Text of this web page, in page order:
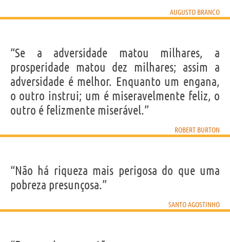
AUGUSTO BRANCO
“Se a adversidade matou milhares, a
prosperidade matou dez milhares; assim a
adversidade é melhor. Enquanto um engana,
o outro instrui; um é miseravelmente feliz, o
outro é felizmente miserável.”
ROBERT BURTON
“Não há riqueza mais perigosa do que uma
pobreza presunçosa.”
SANTO AGOSTINHO